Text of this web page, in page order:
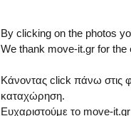
By clicking on the photos
We thank move-it.gr for the
Κάνοντας click πάνω στις
καταχώρηση.
Ευχαριστούμε το move-